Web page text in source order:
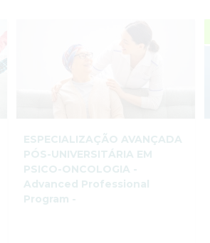
ESPECIALIZAÇÃO AVANÇADA
PÓS-UNIVERSITÁRIA EM
PSICO-ONCOLOGIA -
Advanced Professional
Program -